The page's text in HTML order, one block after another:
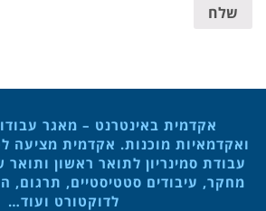
שלח
אקדמית באינטרנט – מאגר
ואקדמאיות מוכנות. אקדמית מציעה
עבודת סמינריון לתואר ראשון
מחקר, עיבודים סטטיסטיים, תרגום,
לדוקטורט ועוד…